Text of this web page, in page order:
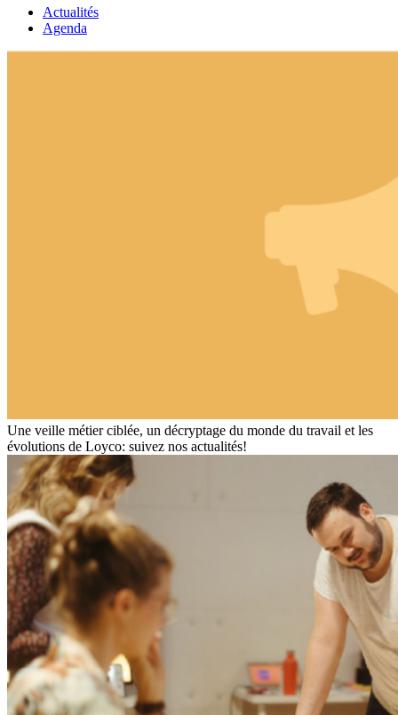
Actualités
Agenda
Une veille métier ciblée, un décryptage du monde du travail et les
évolutions de Loyco: suivez nos actualités!